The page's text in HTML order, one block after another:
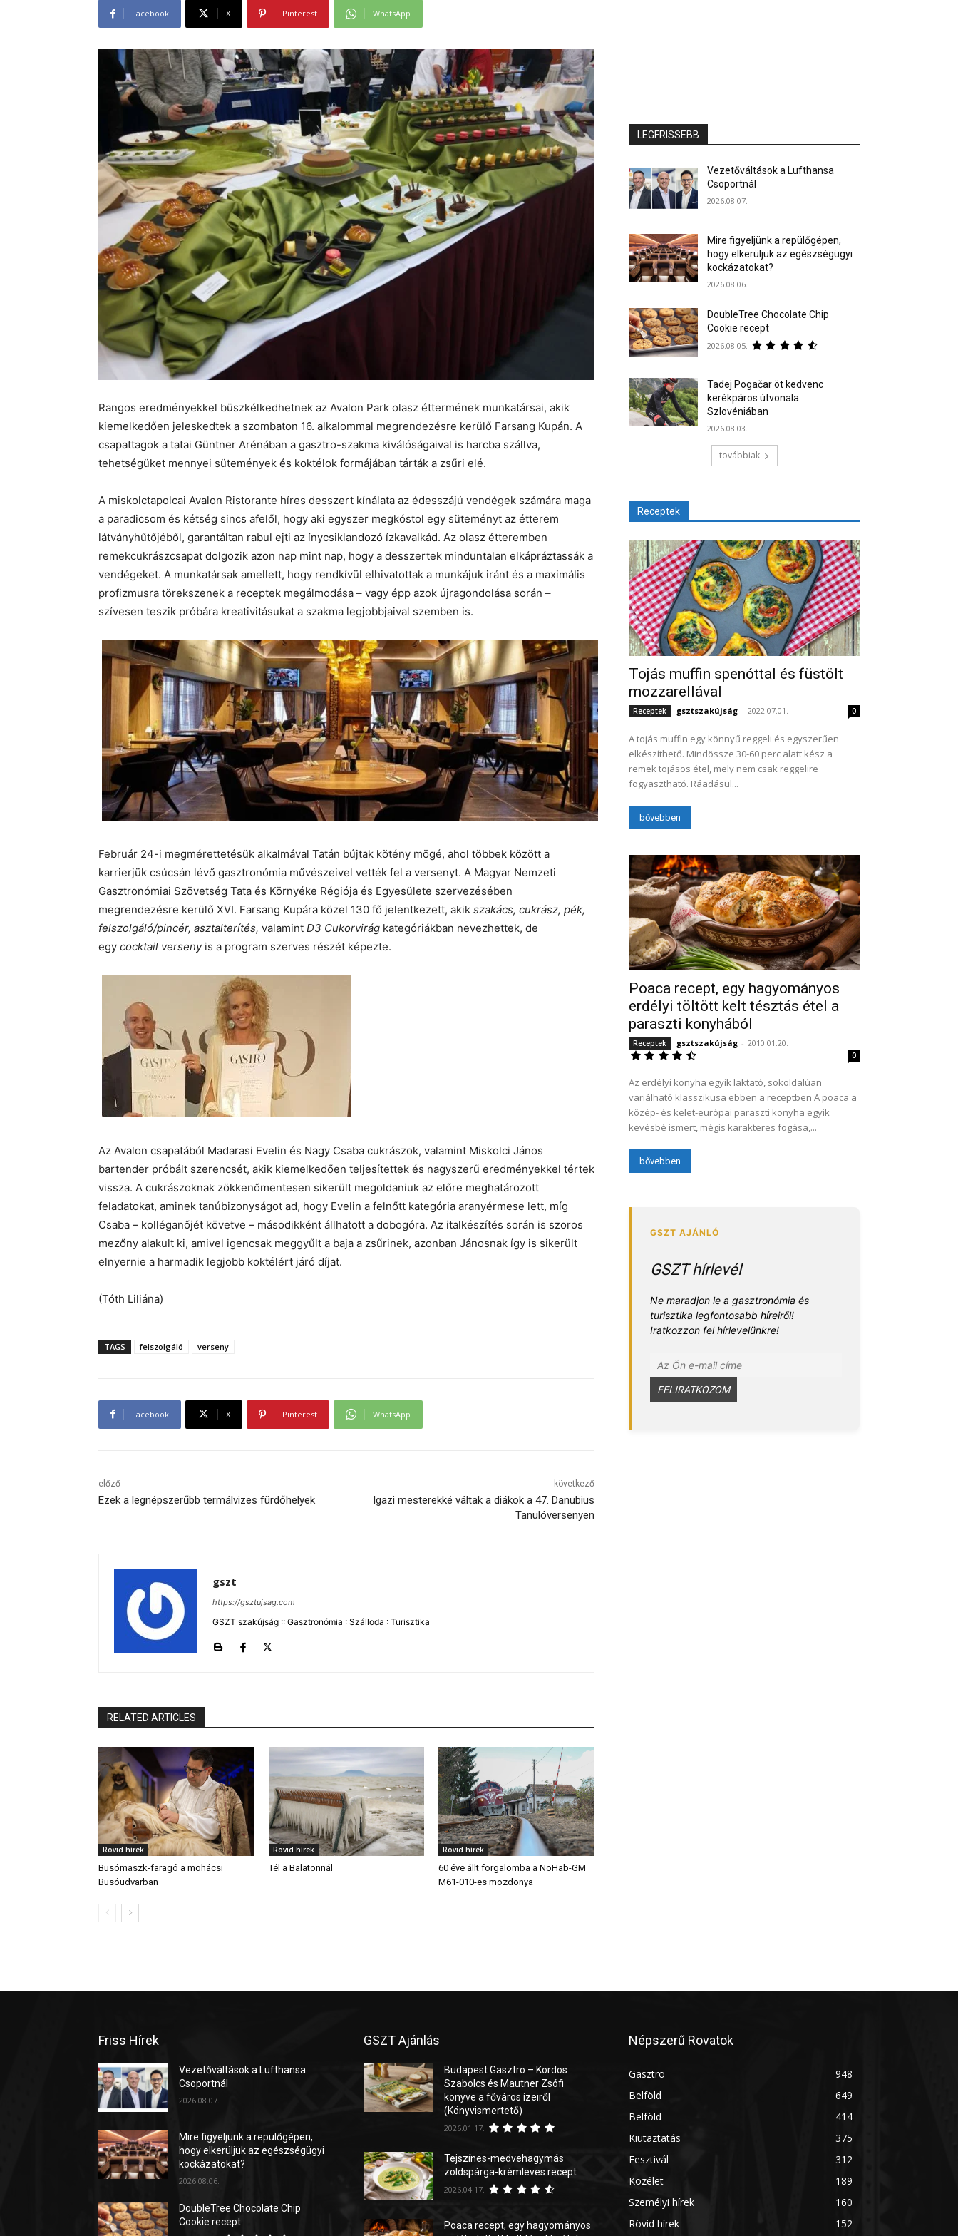
Facebook X Pinterest WhatsApp
Rangos eredményekkel büszkélkedhetnek az Avalon Park olasz éttermének munkatársai, akik
kiemelkedően jeleskedtek a szombaton 16. alkalommal megrendezésre kerülő Farsang Kupán. A
csapattagok a tatai Güntner Arénában a gasztro-szakma kiválóságaival is harcba szállva,
tehetségüket mennyei sütemények és koktélok formájában tárták a zsűri elé.
A miskolctapolcai Avalon Ristorante híres desszert kínálata az édesszájú vendégek számára maga
a paradicsom és kétség sincs afelől, hogy aki egyszer megkóstol egy süteményt az étterem
látványhűtőjéből, garantáltan rabul ejti az ínycsiklandozó ízkavalkád. Az olasz étteremben
remekcukrászcsapat dolgozik azon nap mint nap, hogy a desszertek minduntalan elkápráztassák a
vendégeket. A munkatársak amellett, hogy rendkívül elhivatottak a munkájuk iránt és a maximális
profizmusra törekszenek a receptek megálmodása – vagy épp azok újragondolása során –
szívesen teszik próbára kreativitásukat a szakma legjobbjaival szemben is.
Február 24-i megmérettetésük alkalmával Tatán bújtak kötény mögé, ahol többek között a
karrierjük csúcsán lévő gasztronómia művészeivel vették fel a versenyt. A Magyar Nemzeti
Gasztronómiai Szövetség Tata és Környéke Régiója és Egyesülete szervezésében
megrendezésre kerülő XVI. Farsang Kupára közel 130 fő jelentkezett, akik szakács, cukrász, pék,
felszolgáló/pincér, asztalterítés, valamint D3 Cukorvirág kategóriákban nevezhettek, de
egy cocktail versenyis a program szerves részét képezte.
Az Avalon csapatából Madarasi Evelin és Nagy Csaba cukrászok, valamint Miskolci János
bartender próbált szerencsét, akik kiemelkedően teljesítettek és nagyszerű eredményekkel tértek
vissza. A cukrászoknak zökkenőmentesen sikerült megoldaniuk az előre meghatározott
feladatokat, aminek tanúbizonyságot ad, hogy Evelin a felnőtt kategória aranyérmese lett, míg
Csaba – kolléganőjét követve – másodikként állhatott a dobogóra. Az italkészítés során is szoros
mezőny alakult ki, amivel igencsak meggyűlt a baja a zsűrinek, azonban Jánosnak így is sikerült
elnyernie a harmadik legjobb koktélért járó díjat.
(Tóth Liliána)
TAGS felszolgáló verseny
Facebook X Pinterest WhatsApp
előző
Ezek a legnépszerűbb termálvizes fürdőhelyek
következő
Igazi mesterekké váltak a diákok a 47. Danubius
Tanulóversenyen
gszt
https://gsztujsag.com
GSZT szakújság :: Gasztronómia : Szálloda : Turisztika
RELATED ARTICLES
Rövid hírek
Busómaszk-faragó a mohácsi
Busóudvarban
Rövid hírek
Tél a Balatonnál
Rövid hírek
60 éve állt forgalomba a NoHab-GM
M61-010-es mozdonya
LEGFRISSEBB
Vezetőváltások a Lufthansa
Csoportnál
2026.08.07.
Mire figyeljünk a repülőgépen,
hogy elkerüljük az egészségügyi
kockázatokat?
2026.08.06.
DoubleTree Chocolate Chip
Cookie recept
2026.08.05.
Tadej Pogačar öt kedvenc
kerékpáros útvonala
Szlovéniában
2026.08.03.
továbbiak
Receptek
Tojás muffin spenóttal és füstölt
mozzarellával
Receptek gsztszakújság - 2022.07.01. 0
A tojás muffin egy könnyű reggeli és egyszerűen
elkészíthető. Mindössze 30-60 perc alatt kész a
remek tojásos étel, mely nem csak reggelire
fogyasztható. Ráadásul...
bővebben
Poaca recept, egy hagyományos
erdélyi töltött kelt tésztás étel a
paraszti konyhából
Receptek gsztszakújság - 2010.01.20.
0
Az erdélyi konyha egyik laktató, sokoldalúan
variálható klasszikusa ebben a receptben A poaca a
közép- és kelet-európai paraszti konyha egyik
kevésbé ismert, mégis karakteres fogása,...
bővebben
GSZT hírlevél
Ne maradjon le a gasztronómia és
turisztika legfontosabb híreiről!
Iratkozzon fel hírlevelünkre!
Friss Hírek
Vezetőváltások a Lufthansa
Csoportnál
2026.08.07.
Mire figyeljünk a repülőgépen,
hogy elkerüljük az egészségügyi
kockázatokat?
2026.08.06.
DoubleTree Chocolate Chip
Cookie recept
GSZT Ajánlás
Budapest Gasztro – Kordos
Szabolcs és Mautner Zsófi
könyve a főváros ízeiről
(Könyvismertető)
2026.01.17.
Tejszínes-medvehagymás
zöldspárga-krémleves recept
2026.04.17.
Poaca recept, egy hagyományos
Népszerű Rovatok
Gasztro
948
Belföld
649
Belföld
414
Kiutaztatás
375
Fesztivál
312
Közélet
189
Személyi hírek
160
Rövid hírek
152